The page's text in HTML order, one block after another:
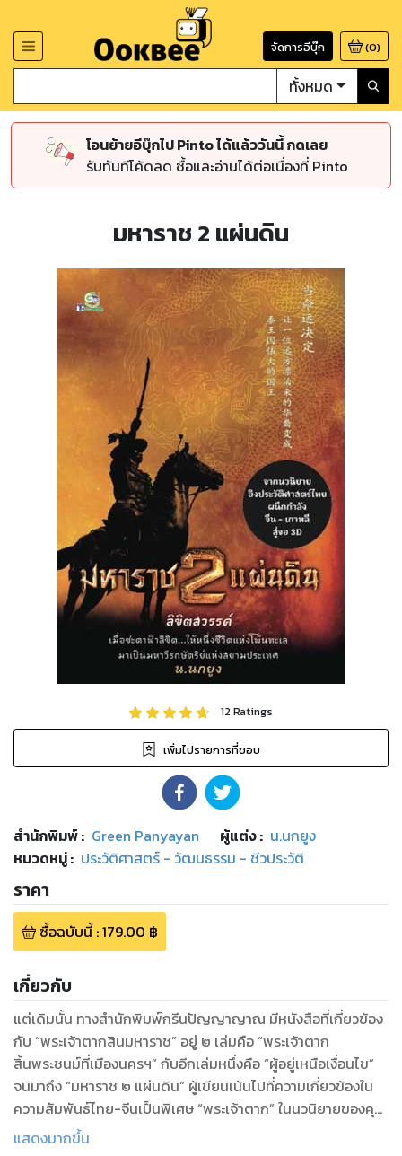
จัดการอีบุ๊ก (0)
ทั้งหมด
โอนย้ายอีบุ๊กไป Pinto ได้แล้ววันนี้ กดเลย
รับทันทีโค้ดลด ซื้อและอ่านได้ต่อเนื่องที่ Pinto
มหาราช 2 แผ่นดิน
12Ratings
เพิ่มไปรายการที่ชอบ
สำนักพิมพ์: Green Panyayan ผู้แต่ง : น.นกยูง
หมวดหมู่: ประวัติศาสตร์ - วัฒนธรรม - ชีวประวัติ
ราคา
ซื้อฉบับนี้:179.00 ฿
เกี่ยวกับ
แต่เดิมนั้น ทางสำนักพิมพ์กรีนปัญญาญาณ มีหนังสือที่เกี่ยวข้อง
กับ “พระเจ้าตากสินมหาราช” อยู่ ๒ เล่มคือ “พระเจ้าตาก
สิ้นพระชนม์ที่เมืองนครฯ” กับอีกเล่มหนึ่งคือ “ผู้อยู่เหนือเงื่อนไข”
จนมาถึง “มหาราช ๒ แผ่นดิน” ผู้เขียนเน้นไปที่ความเกี่ยวข้องใน
ความสัมพันธ์ไทย-จีนเป็นพิเศษ “พระเจ้าตาก” ในนวนิยายของคุณ
น.นกยูง ยังเป็นตัวแทนของชาวไทยเชื้อสายจีนที่เข้ามาตั้งรกราก
แสดงมากขึ้น